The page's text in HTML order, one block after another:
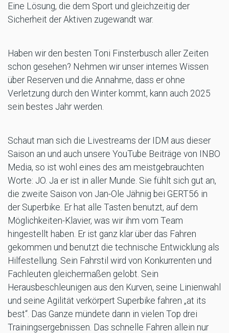
Eine Lösung, die dem Sport und gleichzeitig der
Sicherheit der Aktiven zugewandt war.
Haben wir den besten Toni Finsterbusch aller Zeiten
schon gesehen? Nehmen wir unser internes Wissen
über Reserven und die Annahme, dass er ohne
Verletzung durch den Winter kommt, kann auch 2025
sein bestes Jahr werden.
Schaut man sich die Livestreams der IDM aus dieser
Saison an und auch unsere YouTube Beiträge von INBO
Media, so ist wohl eines des am meistgebrauchten
Worte: JO. Ja er ist in aller Munde. Sie fühlt sich gut an,
die zweite Saison von Jan-Ole Jähnig bei GERT56 in
der Superbike. Er hat alle Tasten benutzt, auf dem
Möglichkeiten-Klavier, was wir ihm vom Team
hingestellt haben. Er ist ganz klar über das Fahren
gekommen und benutzt die technische Entwicklung als
Hilfestellung. Sein Fahrstil wird von Konkurrenten und
Fachleuten gleichermaßen gelobt. Sein
Herausbeschleunigen aus den Kurven, seine Linienwahl
und seine Agilität verkörpert Superbike fahren „at its
best“. Das Ganze mündete dann in vielen Top drei
Trainingsergebnissen. Das schnelle Fahren allein nur